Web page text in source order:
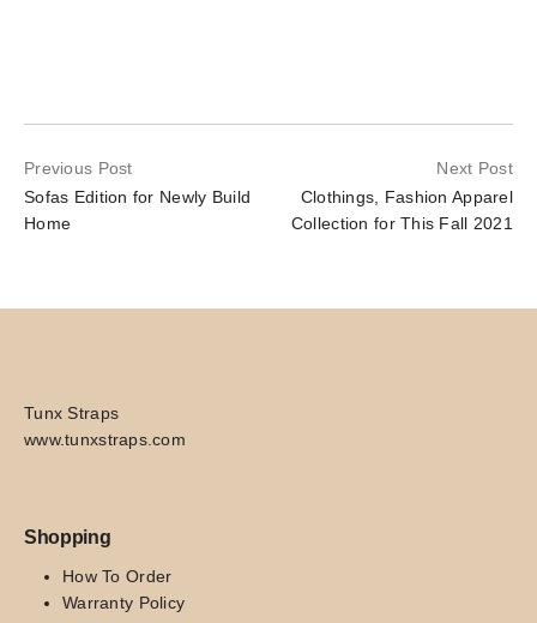
Previous Post
Sofas Edition for Newly Build
Home
Next Post
Clothings, Fashion Apparel
Collection for This Fall 2021
Tunx Straps
www.tunxstraps.com
Shopping
How To Order
Warranty Policy